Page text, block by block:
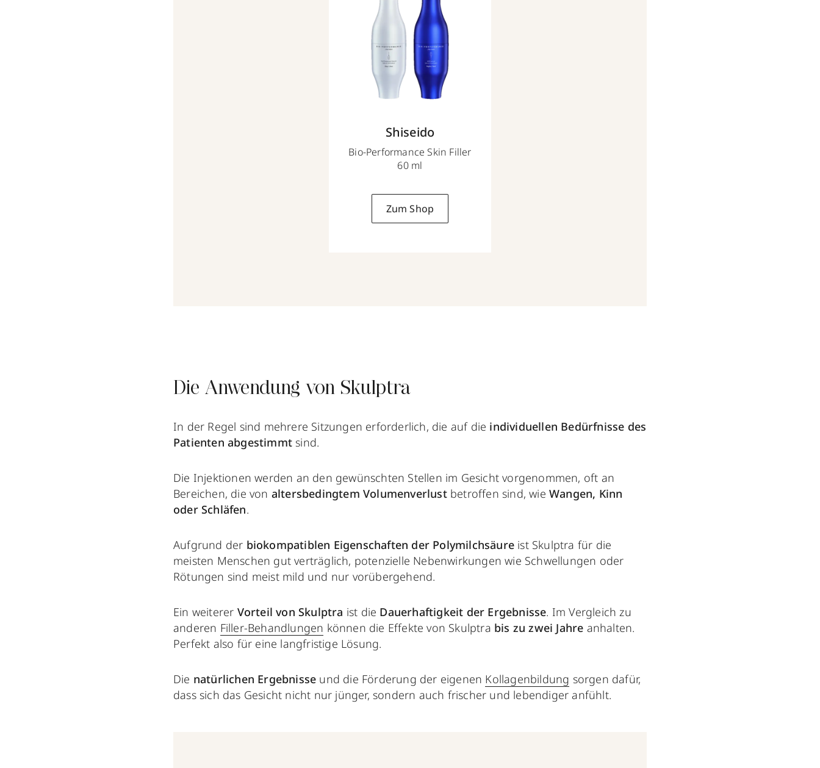
Shiseido
Bio-Performance Skin Filler
60 ml
Zum Shop
Die Anwendung von Skulptra
In der Regel sind mehrere Sitzungen erforderlich, die auf die individuellen Bedürfnisse des
Patienten abgestimmt sind.
Die Injektionen werden an den gewünschten Stellen im Gesicht vorgenommen, oft an
Bereichen, die von altersbedingtem Volumenverlustbetroffen sind, wieWangen, Kinn
oder Schläfen.
Aufgrund der biokompatiblen Eigenschaften der Polymilchsäure ist Skulptra für die
meisten Menschen gut verträglich, potenzielle Nebenwirkungen wie Schwellungen oder
Rötungen sind meist mild und nur vorübergehend.
Ein weiterer Vorteil von Skulptra ist die Dauerhaftigkeit der Ergebnisse. Im Vergleich zu
anderen Filler-Behandlungen können die Effekte von Skulptra bis zu zwei Jahre anhalten.
Perfekt also für eine langfristige Lösung.
Die natürlichen Ergebnisse und die Förderung der eigenen Kollagenbildung sorgen dafür,
dass sich das Gesicht nicht nur jünger, sondern auch frischer und lebendiger anfühlt.